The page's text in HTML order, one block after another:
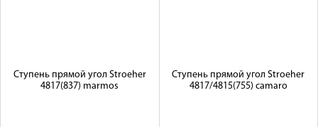
Ступень прямой угол Stroeher
4817(837) marmos
Ступень прямой угол Stroeher
4817/4815(755) camaro